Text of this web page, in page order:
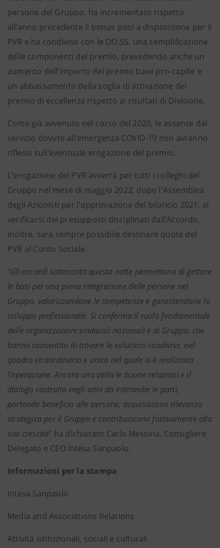
persone del Gruppo, ha incrementato rispetto
all’anno precedente il bonus pool a disposizione per il
PVR e ha condiviso con le OO.SS. una semplificazione
delle componenti del premio, prevedendo anche un
aumento dell’importo del premio base pro-capite e
un abbassamento della soglia di attivazione del
premio di eccellenza rispetto ai risultati di Divisione.
Come già avvenuto nel corso del 2020, le assenze dal
servizio dovute all’emergenza COVID-19 non avranno
riflessi sull’eventuale erogazione del premio.
L'erogazione del PVR avverrà per tutti i colleghi del
Gruppo nel mese di maggio 2022, dopo l'Assemblea
degli Azionisti per l'approvazione del bilancio 2021, al
verificarsi dei presupposti disciplinati dall’Accordo.
Inoltre, sarà sempre possibile destinare quote del
PVR al Conto Sociale.
“Gli accordi sottoscritti questa notte permettono di gettare
le basi per una piena integrazione delle persone nel
Gruppo, valorizzandone le competenze e garantendone lo
sviluppo professionale. Si conferma il ruolo fondamentale
delle organizzazioni sindacali nazionali e di Gruppo, che
hanno consentito di trovare le soluzioni condivise, nel
quadro straordinario e unico nel quale si è realizzata
l’operazione. Ancora una volta le buone relazioni e il
dialogo costruito negli anni da entrambe le parti,
portando beneficio alle persone, acquisiscono rilevanza
strategica per il Gruppo e contribuiscono fattivamente alla
sua crescita” ha dichiarato Carlo Messina, Consigliere
Delegato e CEO Intesa Sanpaolo.
Informazioni per la stampa
Intesa Sanpaolo
Media and Associations Relations
Attività istituzionali, sociali e culturali